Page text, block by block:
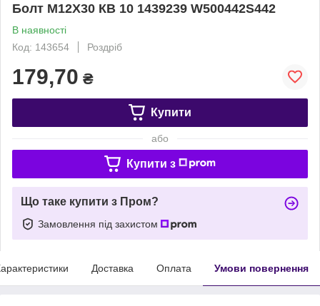
Болт M12X30 КВ 10 1439239 W500442S442
В наявності
Код: 143654
Роздріб
179,70 ₴
Купити
або
Купити з
Що таке купити з Пром?
Замовлення під захистом
Доставка Оплата Умови повернення